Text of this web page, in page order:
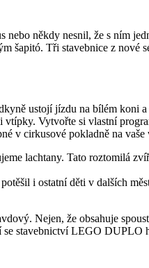
někdy nesnil, že s ním
šapitó. Tři stavebnice z
ustojí jízdu na bílém
Vytvořte si vlastní
v cirkusové pokladně na vaše
lachtany. Tato roztomilá
i ostatní děti v dalších
Nejen, že obsahuje
stavebnictví LEGO DUPLO